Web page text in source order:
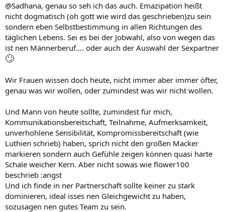
@Sadhana, genau so seh ich das auch. Emazipation heißt
nicht dogmatisch (oh gott wie wird das geschrieben)zu sein
sondern eben Selbstbestimmung in allen Richtungen des
täglichen Lebens. Sei es bei der Jobwahl, also von wegen das
ist nen Männerberuf.... oder auch der Auswahl der Sexpartner
🙄
Wir Frauen wissen doch heute, nicht immer aber immer öfter,
genau was wir wollen, oder zumindest was wir nicht wollen.
Und Mann von heute sollte, zumindest für mich,
Kommunikationsbereitschaft, Teilnahme, Aufmerksamkeit,
unverhohlene Sensibilität, Kompromissbereitschaft (wie
Luthien schrieb) haben, sprich nicht den großen Macker
markieren sondern auch Gefühle zeigen können quasi harte
Schale weicher Kern. Aber nicht sowas wie flower100
beschrieb :angst
Und ich finde in ner Partnerschaft sollte keiner zu stark
dominieren, ideal isses nen Gleichgewicht zu haben,
sozusagen nen gutes Team zu sein.